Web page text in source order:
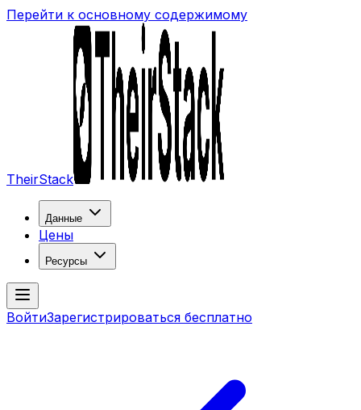
Перейти к основному содержимому
TheirStack
Данные
Цены
Ресурсы
ВойтиЗарегистрироваться бесплатно